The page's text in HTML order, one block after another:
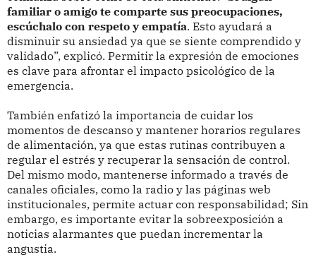
familiar o amigo te comparte sus preocupaciones,
escúchalo con respeto y empatía. Esto ayudará a
disminuir su ansiedad ya que se siente comprendido y
validado”, explicó. Permitir la expresión de emociones
es clave para afrontar el impacto psicológico de la
emergencia.
También enfatizó la importancia de cuidar los
momentos de descanso y mantener horarios regulares
de alimentación, ya que estas rutinas contribuyen a
regular el estrés y recuperar la sensación de control.
Del mismo modo, mantenerse informado a través de
canales oficiales, como la radio y las páginas web
institucionales, permite actuar con responsabilidad; Sin
embargo, es importante evitar la sobreexposición a
noticias alarmantes que puedan incrementar la
angustia.